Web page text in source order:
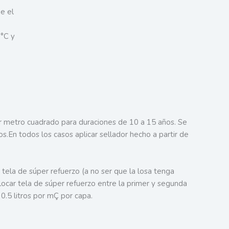
el
y
cuadrado para duraciones de 10 a 15 años. Se
todos los casos aplicar sellador hecho a partir de
de súper refuerzo (a no ser que la losa tenga
tela de súper refuerzo entre la primer y segunda
litros por mÇ por capa.